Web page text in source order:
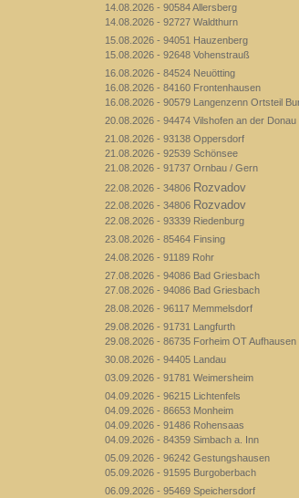
14.08.2026 - 90584 Allersberg
14.08.2026 - 92727 Waldthurn
15.08.2026 - 94051 Hauzenberg
15.08.2026 - 92648 Vohenstrauß
16.08.2026 - 84524 Neuötting
16.08.2026 - 84160 Frontenhausen
16.08.2026 - 90579 Langenzenn Ortsteil
20.08.2026 - 94474 Vilshofen an der Donau
21.08.2026 - 93138 Oppersdorf
21.08.2026 - 92539 Schönsee
21.08.2026 - 91737 Ornbau / Gern
22.08.2026 - 34806 Rozvadov
22.08.2026 - 34806 Rozvadov
22.08.2026 - 93339 Riedenburg
23.08.2026 - 85464 Finsing
24.08.2026 - 91189 Rohr
27.08.2026 - 94086 Bad Griesbach
27.08.2026 - 94086 Bad Griesbach
28.08.2026 - 96117 Memmelsdorf
29.08.2026 - 91731 Langfurth
29.08.2026 - 86735 Forheim OT Aufhausen
30.08.2026 - 94405 Landau
03.09.2026 - 91781 Weimersheim
04.09.2026 - 96215 Lichtenfels
04.09.2026 - 86653 Monheim
04.09.2026 - 91486 Rohensaas
04.09.2026 - 84359 Simbach a. Inn
05.09.2026 - 96242 Gestungshausen
05.09.2026 - 91595 Burgoberbach
06.09.2026 - 95469 Speichersdorf